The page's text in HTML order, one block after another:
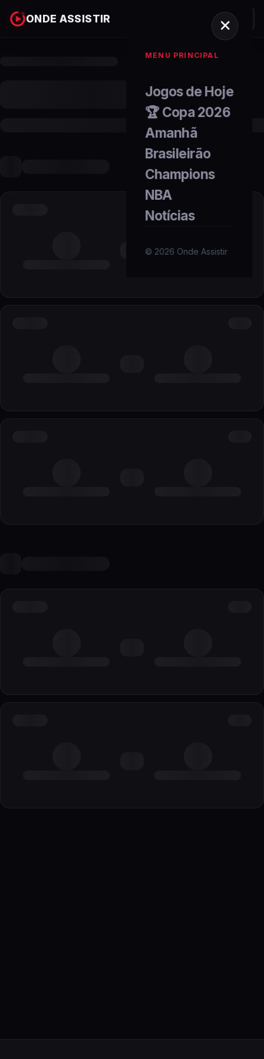
ONDE ASSISTIR
MENU PRINCIPAL
Jogos de Hoje
🏆 Copa 2026
Amanhã
Brasileirão
Champions
NBA
Notícias
© 2026 Onde Assistir